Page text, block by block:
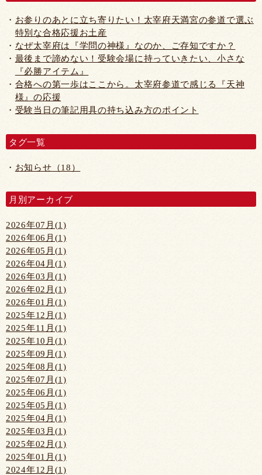
お参りのあとに立ち寄りたい！太宰府天満宮の参道で選ぶ
特別な合格応援お土産
なぜ太宰府は『学問の神様』なのか、ご存知ですか？
最後まで諦めない！受験会場に持っていきたい、小さな
『必勝アイテム』
合格への第一歩はここから。太宰府参道で感じる『天神
様』の応援
受験当日の筆記用具の持ち込み方のポイント
タグ一覧
お知らせ（18）
月別アーカイブ
2026年07月(1)
2026年06月(1)
2026年05月(1)
2026年04月(1)
2026年03月(1)
2026年02月(1)
2026年01月(1)
2025年12月(1)
2025年11月(1)
2025年10月(1)
2025年09月(1)
2025年08月(1)
2025年07月(1)
2025年06月(1)
2025年05月(1)
2025年04月(1)
2025年03月(1)
2025年02月(1)
2025年01月(1)
2024年12月(1)